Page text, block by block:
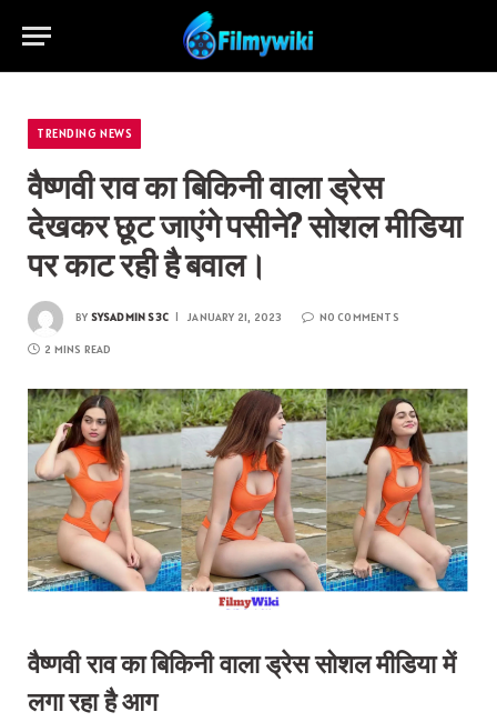
TRENDING NEWS
वैष्णवी राव का बिकिनी वाला ड्रेस
देखकर छूट जाएंगे पसीने? सोशल मीडिया
पर काट रही है बवाल।
BY SYSADMIN S3C JANUARY 21, 2023 NO COMMENTS
2 MINS READ
वैष्णवी राव का बिकिनी वाला ड्रेस सोशल मीडिया में
लगा रहा है आग